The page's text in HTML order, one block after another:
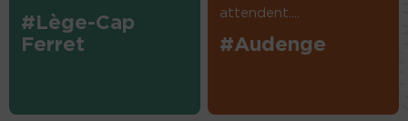
#Lège-Cap
Ferret
attendent....
#Audenge